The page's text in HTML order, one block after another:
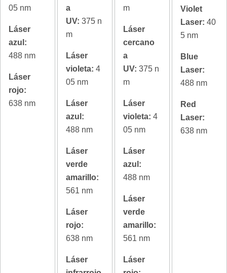
05 nm
Láser
azul:
488 nm
Láser
rojo:
638 nm
a
UV: 375 n
m
Láser
violeta: 4
05 nm
Láser
azul:
488 nm
Láser
verde
amarillo:
561 nm
Láser
rojo:
638 nm
Láser
m
Láser
cercano
a
UV: 375 n
m
Láser
violeta: 4
05 nm
Láser
azul:
488 nm
Láser
verde
amarillo:
561 nm
Láser
Violet
Laser: 40
5 nm
Blue
Laser:
488 nm
Red
Laser:
638 nm